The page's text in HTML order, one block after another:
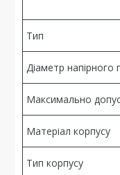
Тип
Діаметр
Максимально
Матеріал корпусу
Тип корпусу